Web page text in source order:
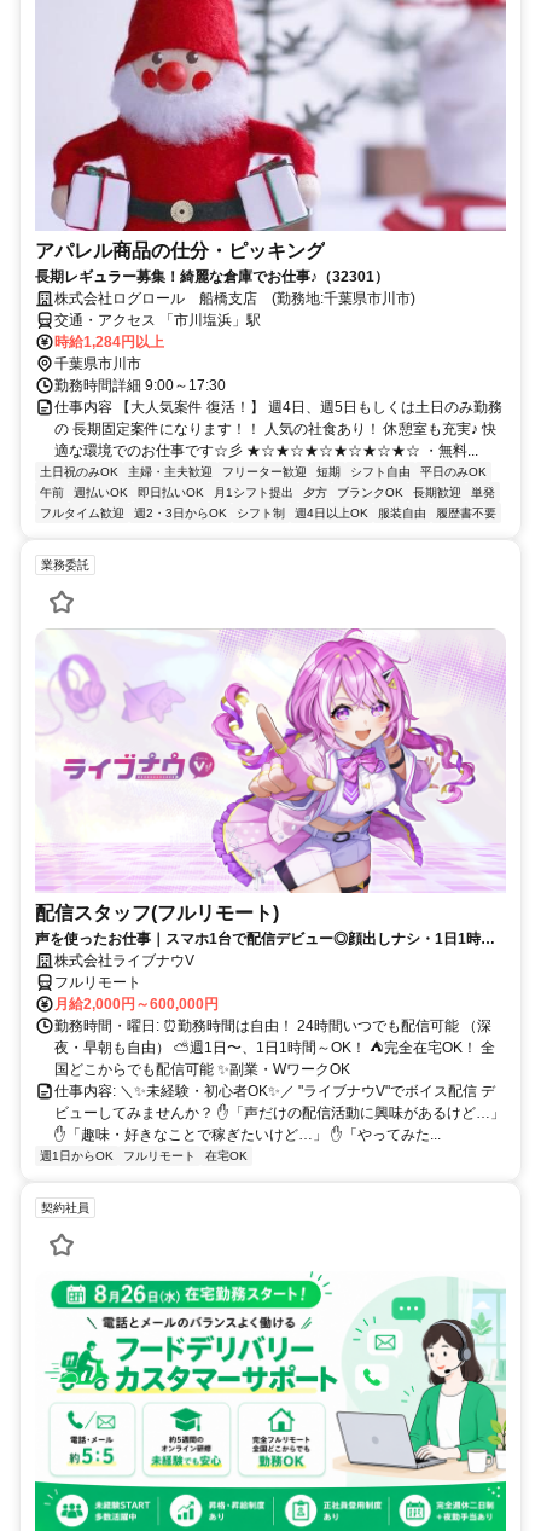
アパレル商品の仕分・ピッキング
長期レギュラー募集！綺麗な倉庫でお仕事♪（32301）
株式会社ログロール 船橋支店 (勤務地:千葉県市川市)
交通・アクセス 「市川塩浜」駅
時給1,284円以上
千葉県市川市
勤務時間詳細 9:00～17:30
仕事内容 【大人気案件 復活！】 週4日、週5日もしくは土日のみ勤務
の 長期固定案件になります！！ 人気の社食あり！ 休憩室も充実♪ 快
適な環境でのお仕事です☆彡 ★☆★☆★☆★☆★☆★☆ ・無料...
土日祝のみOK 主婦・主夫歓迎 フリーター歓迎 短期 シフト自由
平日のみOK
午前
週払いOK 即日払いOK 月1シフト提出 夕方 ブランクOK 長期歓迎
単発
フルタイム歓迎
週2・3日からOK シフト制 週4日以上OK 服装自由 履歴書不要
業務委託
配信スタッフ(フルリモート)
声を使ったお仕事｜スマホ1台で配信デビュー◎顔出しナシ・1日1時間
～OK♪
株式会社ライブナウV
フルリモート
月給2,000円～600,000円
勤務時間・曜日: ⏰勤務時間は自由！ 24時間いつでも配信可能 （深
夜・早朝も自由） ⛅週1日〜、1日1時間～OK！ ⛺完全在宅OK！ 全
国どこからでも配信可能 ✨副業・WワークOK
仕事内容: ＼✨未経験・初心者OK✨／ "ライブナウV"でボイス配信 デ
ビューしてみませんか？ ✋「声だけの配信活動に興味があるけど…」
✋「趣味・好きなことで稼ぎたいけど…」 ✋「やってみた...
週1日からOK フルリモート 在宅OK
契約社員